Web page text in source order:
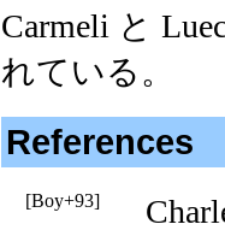
Carmeli と
れている。
References
[Boy+93]